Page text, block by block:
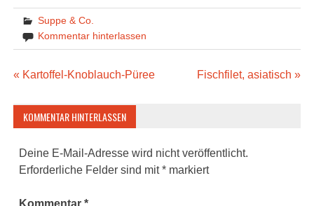
Suppe & Co.
Kommentar hinterlassen
Beitragsnavigation
« Kartoffel-Knoblauch-Püree Fischfilet, asiatisch »
KOMMENTAR HINTERLASSEN
Deine E-Mail-Adresse wird nicht veröffentlicht.
Erforderliche Felder sind mit* markiert
Kommentar*